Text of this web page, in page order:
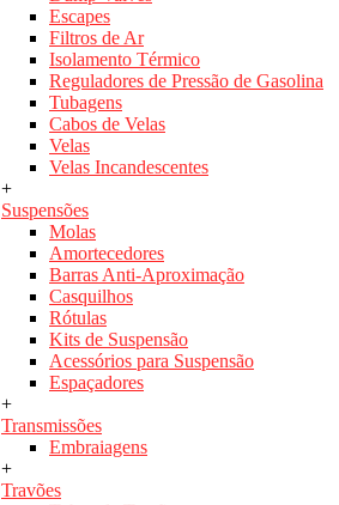
Escapes
Filtros de Ar
Isolamento Térmico
Reguladores de Pressão de Gasolina
Tubagens
Cabos de Velas
Velas
Velas Incandescentes
+
Suspensões
Molas
Amortecedores
Barras Anti-Aproximação
Casquilhos
Rótulas
Kits de Suspensão
Acessórios para Suspensão
Espaçadores
+
Transmissões
Embraiagens
+
Travões